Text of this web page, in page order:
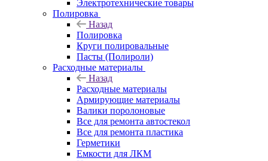
Электротехнические товары
Полировка
Назад
Полировка
Круги полировальные
Пасты (Полироли)
Расходные материалы
Назад
Расходные материалы
Армирующие материалы
Валики поролоновые
Все для ремонта автостекол
Все для ремонта пластика
Герметики
Емкости для ЛКМ